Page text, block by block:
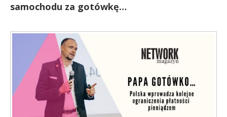
samochodu za gotówkę…